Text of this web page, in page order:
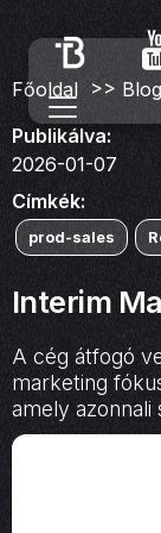
Főoldal >> Blog
Publikálva:
2026-01-07
Címkék:
prod-sales
Interim
A cég átfogó
marketing
amely azonnali